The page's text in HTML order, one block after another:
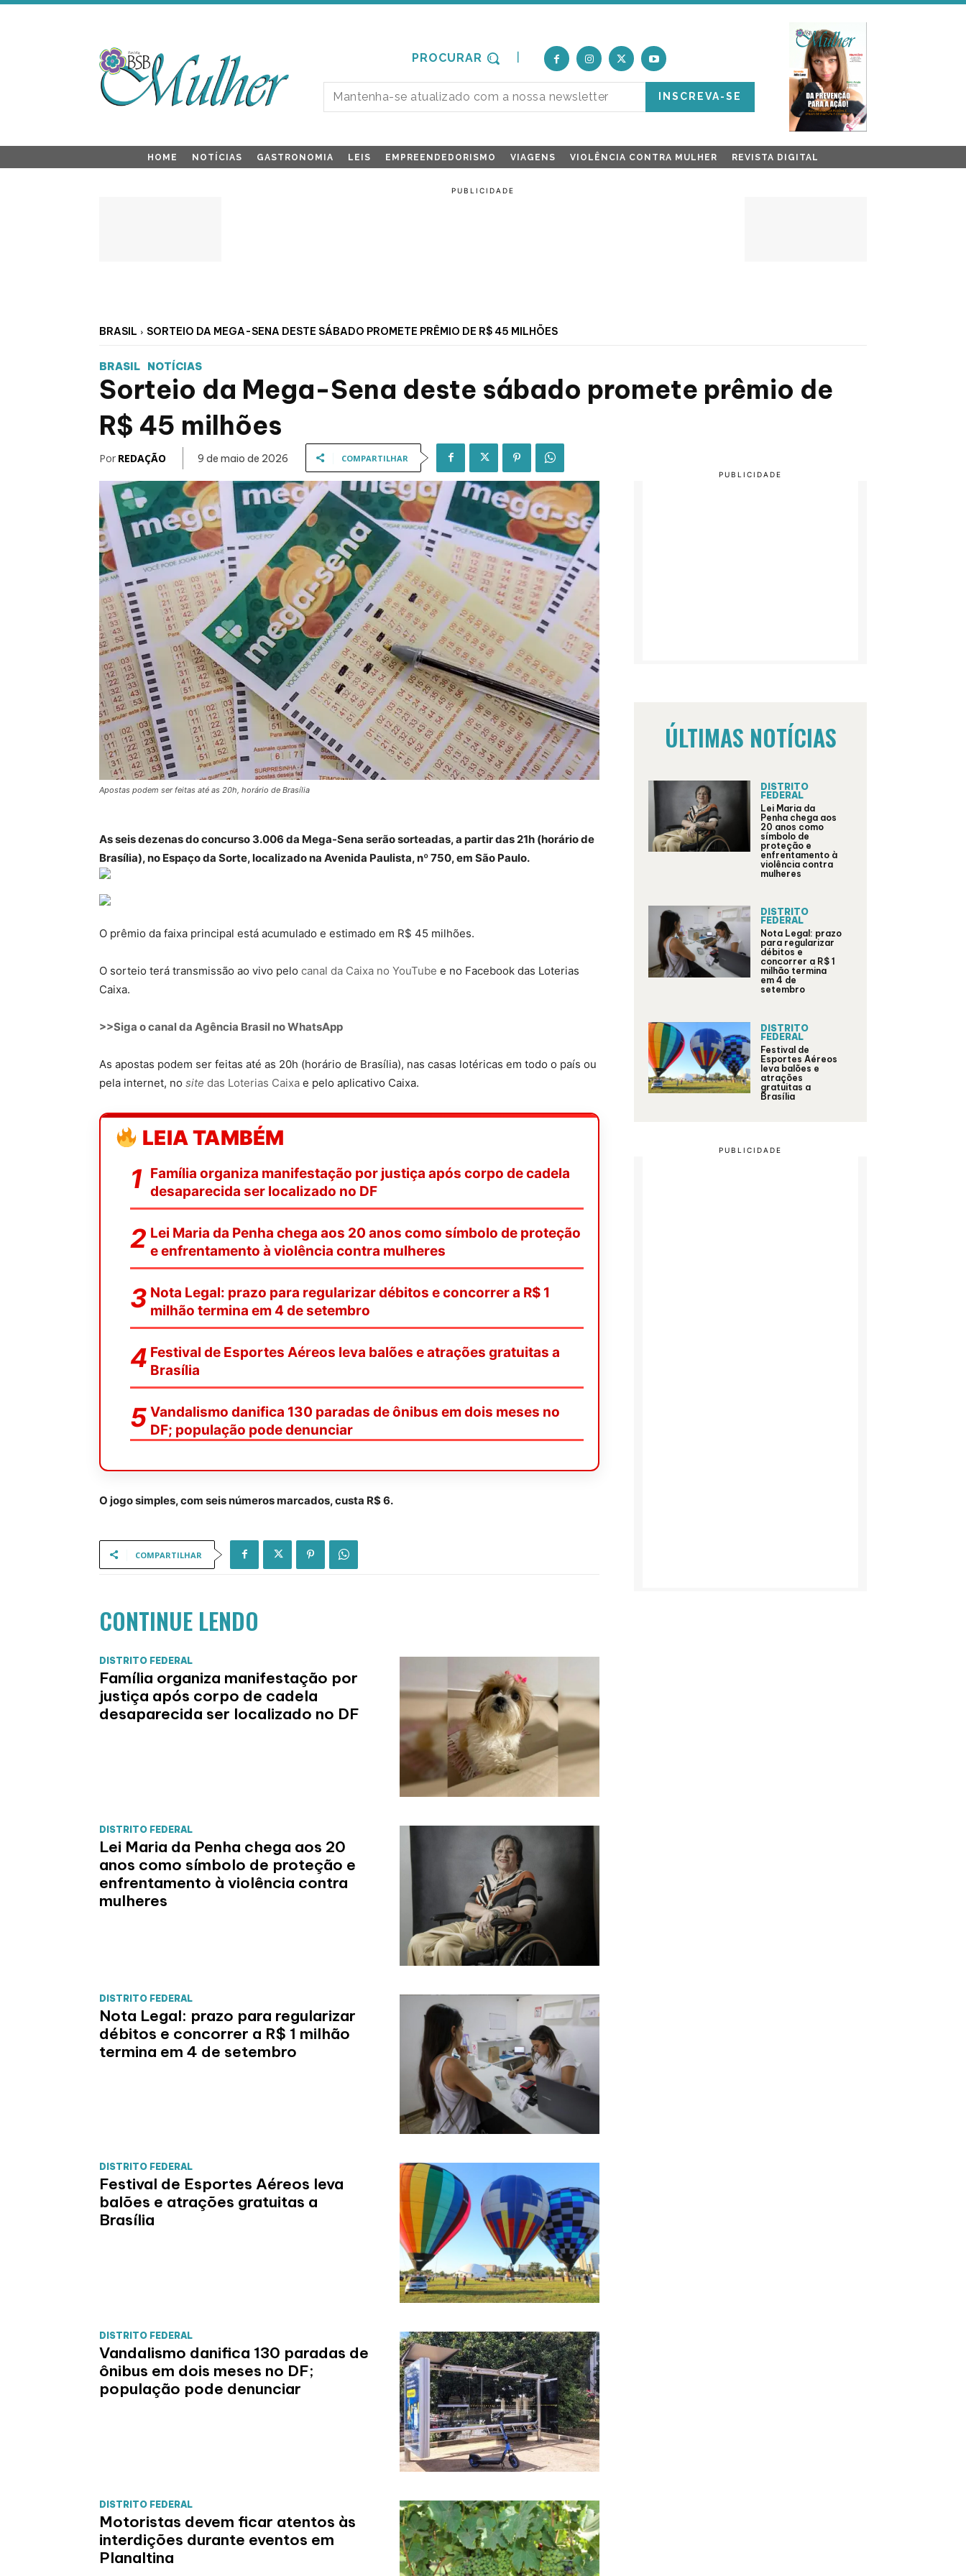
PROCURAR
INSCREVA-SE
HOME NOTÍCIAS GASTRONOMIA LEIS EMPREENDEDORISMO VIAGENS VIOLÊNCIA CONTRA MULHER REVISTA DIGITAL
BRASIL SORTEIO DA MEGA-SENA DESTE SÁBADO PROMETE PRÊMIO DE R$ 45 MILHÕES
BRASIL NOTÍCIAS
Sorteio da Mega-Sena deste sábado promete prêmio de
R$ 45 milhões
Por REDAÇÃO 9 de maio de 2026 COMPARTILHAR
Apostas podem ser feitas até as 20h, horário de Brasília
As seis dezenas do concurso 3.006 da Mega-Sena serão sorteadas, a partir das 21h (horário de
Brasília), no Espaço da Sorte, localizado na Avenida Paulista, nº 750, em São Paulo.
O prêmio da faixa principal está acumulado e estimado em R$ 45 milhões.
O sorteio terá transmissão ao vivo pelo canal da Caixa no YouTube e no Facebook das Loterias
Caixa.
>>Siga o canal da Agência Brasil no WhatsApp
As apostas podem ser feitas até as 20h (horário de Brasília), nas casas lotéricas em todo o país ou
pela internet, no site das Loterias Caixa e pelo aplicativo Caixa.
LEIA TAMBÉM
Família organiza manifestação por justiça após corpo de cadela
desaparecida ser localizado no DF
Lei Maria da Penha chega aos 20 anos como símbolo de proteção
e enfrentamento à violência contra mulheres
Nota Legal: prazo para regularizar débitos e concorrer a R$ 1
milhão termina em 4 de setembro
Festival de Esportes Aéreos leva balões e atrações gratuitas a
Brasília
Vandalismo danifica 130 paradas de ônibus em dois meses no
DF; população pode denunciar
O jogo simples, com seis números marcados, custa R$ 6.
COMPARTILHAR
CONTINUE LENDO
DISTRITO FEDERAL
Família organiza manifestação por
justiça após corpo de cadela
desaparecida ser localizado no DF
DISTRITO FEDERAL
Lei Maria da Penha chega aos 20
anos como símbolo de proteção e
enfrentamento à violência contra
mulheres
DISTRITO FEDERAL
Nota Legal: prazo para regularizar
débitos e concorrer a R$ 1 milhão
termina em 4 de setembro
DISTRITO FEDERAL
Festival de Esportes Aéreos leva
balões e atrações gratuitas a
Brasília
DISTRITO FEDERAL
Vandalismo danifica 130 paradas de
ônibus em dois meses no DF;
população pode denunciar
DISTRITO FEDERAL
Motoristas devem ficar atentos às
interdições durante eventos em
Planaltina
ÚLTIMAS NOTÍCIAS
DISTRITO
FEDERAL
Lei Maria da
Penha chega aos
20 anos como
símbolo de
proteção e
enfrentamento à
violência contra
mulheres
DISTRITO
FEDERAL
Nota Legal: prazo
para regularizar
débitos e
concorrer a R$ 1
milhão termina
em 4 de
setembro
DISTRITO
FEDERAL
Festival de
Esportes Aéreos
leva balões e
atrações
gratuitas a
Brasília